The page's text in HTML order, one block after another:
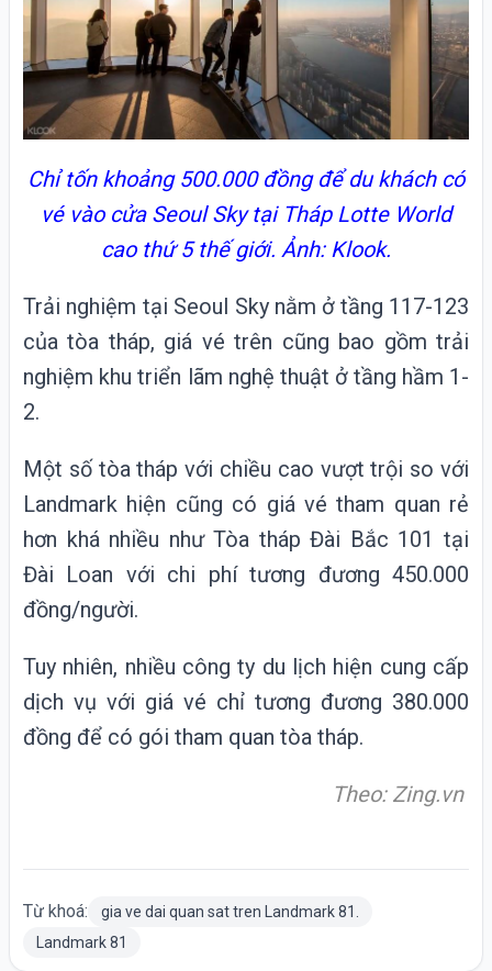
Chỉ tốn khoảng 500.000 đồng để du khách có
vé vào cửa Seoul Sky tại Tháp Lotte World
cao thứ 5 thế giới. Ảnh: Klook.
Trải nghiệm tại Seoul Sky nằm ở tầng 117-123
của tòa tháp, giá vé trên cũng bao gồm trải
nghiệm khu triển lãm nghệ thuật ở tầng hầm 1-
2.
Một số tòa tháp với chiều cao vượt trội so với
Landmark hiện cũng có giá vé tham quan rẻ
hơn khá nhiều như Tòa tháp Đài Bắc 101 tại
Đài Loan với chi phí tương đương 450.000
đồng/người.
Tuy nhiên, nhiều công ty du lịch hiện cung cấp
dịch vụ với giá vé chỉ tương đương 380.000
đồng để có gói tham quan tòa tháp.
Theo: Zing.vn
Từ khoá:
gia ve dai quan sat tren Landmark 81.
Landmark 81